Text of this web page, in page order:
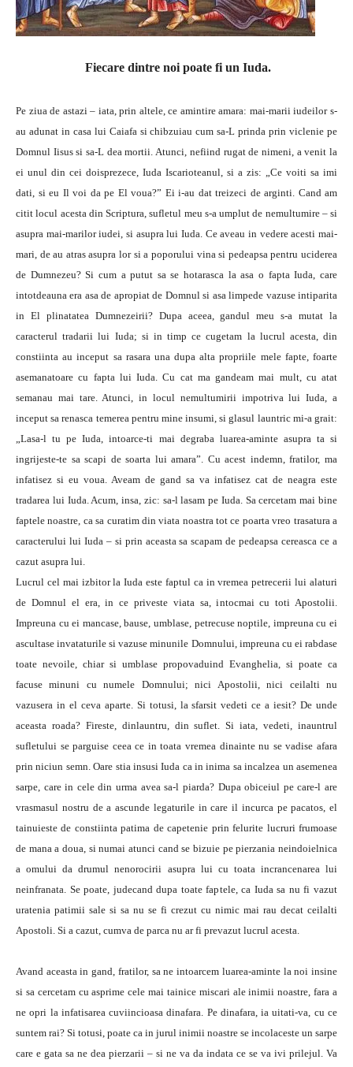
Fiecare dintre noi poate fi un Iuda.
Pe ziua de astazi – iata, prin altele, ce amintire amara: mai-marii iudeilor s-
au adunat in casa lui Caiafa si chibzuiau cum sa-L prinda prin viclenie pe
Domnul Iisus si sa-L dea mortii. Atunci, nefiind rugat de nimeni, a venit la
ei unul din cei doisprezece, Iuda Iscarioteanul, si a zis: „Ce voiti sa imi
dati, si eu Il voi da pe El voua?” Ei i-au dat treizeci de arginti. Cand am
citit locul acesta din Scriptura, sufletul meu s-a umplut de nemultumire – si
asupra mai-marilor iudei, si asupra lui Iuda. Ce aveau in vedere acesti mai-
mari, de au atras asupra lor si a poporului vina si pedeapsa pentru uciderea
de Dumnezeu? Si cum a putut sa se hotarasca la asa o fapta Iuda, care
intotdeauna era asa de apropiat de Domnul si asa limpede vazuse intiparita
in El plinatatea Dumnezeirii? Dupa aceea, gandul meu s-a mutat la
caracterul tradarii lui Iuda; si in timp ce cugetam la lucrul acesta, din
constiinta au inceput sa rasara una dupa alta propriile mele fapte, foarte
asemanatoare cu fapta lui Iuda. Cu cat ma gandeam mai mult, cu atat
semanau mai tare. Atunci, in locul nemultumirii impotriva lui Iuda, a
inceput sa renasca temerea pentru mine insumi, si glasul launtric mi-a grait:
„Lasa-l tu pe Iuda, intoarce-ti mai degraba luarea-aminte asupra ta si
ingrijeste-te sa scapi de soarta lui amara”. Cu acest indemn, fratilor, ma
infatisez si eu voua. Aveam de gand sa va infatisez cat de neagra este
tradarea lui Iuda. Acum, insa, zic: sa-l lasam pe Iuda. Sa cercetam mai bine
faptele noastre, ca sa curatim din viata noastra tot ce poarta vreo trasatura a
caracterului lui Iuda – si prin aceasta sa scapam de pedeapsa cereasca ce a
cazut asupra lui.
Lucrul cel mai izbitor la Iuda este faptul ca in vremea petrecerii lui alaturi
de Domnul el era, in ce priveste viata sa, intocmai cu toti Apostolii.
Impreuna cu ei mancase, bause, umblase, petrecuse noptile, impreuna cu ei
ascultase invataturile si vazuse minunile Domnului, impreuna cu ei rabdase
toate nevoile, chiar si umblase propovaduind Evanghelia, si poate ca
facuse minuni cu numele Domnului; nici Apostolii, nici ceilalti nu
vazusera in el ceva aparte. Si totusi, la sfarsit vedeti ce a iesit? De unde
aceasta roada? Fireste, dinlauntru, din suflet. Si iata, vedeti, inauntrul
sufletului se parguise ceea ce in toata vremea dinainte nu se vadise afara
prin niciun semn. Oare stia insusi Iuda ca in inima sa incalzea un asemenea
sarpe, care in cele din urma avea sa-l piarda? Dupa obiceiul pe care-l are
vrasmasul nostru de a ascunde legaturile in care il incurca pe pacatos, el
tainuieste de constiinta patima de capetenie prin felurite lucruri frumoase
de mana a doua, si numai atunci cand se bizuie pe pierzania neindoielnica
a omului da drumul nenorocirii asupra lui cu toata incrancenarea lui
neinfranata. Se poate, judecand dupa toate faptele, ca Iuda sa nu fi vazut
uratenia patimii sale si sa nu se fi crezut cu nimic mai rau decat ceilalti
Apostoli. Si a cazut, cumva de parca nu ar fi prevazut lucrul acesta.
Avand aceasta in gand, fratilor, sa ne intoarcem luarea-aminte la noi insine
si sa cercetam cu asprime cele mai tainice miscari ale inimii noastre, fara a
ne opri la infatisarea cuviincioasa dinafara. Pe dinafara, ia uitati-va, cu ce
suntem rai? Si totusi, poate ca in jurul inimii noastre se incolaceste un sarpe
care e gata sa ne dea pierzarii – si ne va da indata ce se va ivi prilejul. Va